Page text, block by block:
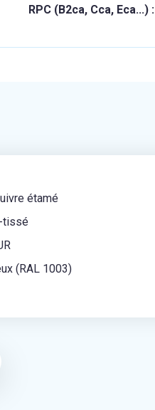
RPC (B2ca, Cca, Eca...) :
étamé
tissé
(RAL 1003)